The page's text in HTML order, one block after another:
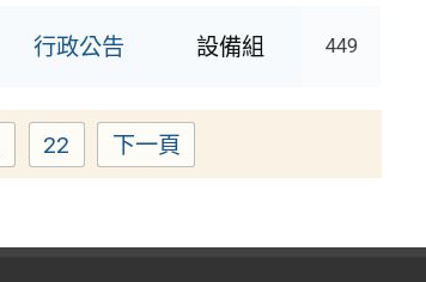
行政公告 設備組 449
Page
22 下一頁